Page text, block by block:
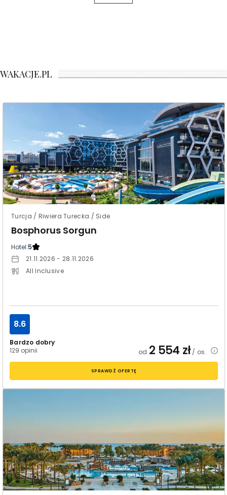
WAKACJE.PL
Turcja / Riwiera Turecka / Side
Bosphorus Sorgun
Hotel:5
21.11.2026 - 28.11.2026
All Inclusive
Bardzo dobry
129 opinii
8.6
od 2 554 zł/ os.
SPRAWDŹ OFERTĘ